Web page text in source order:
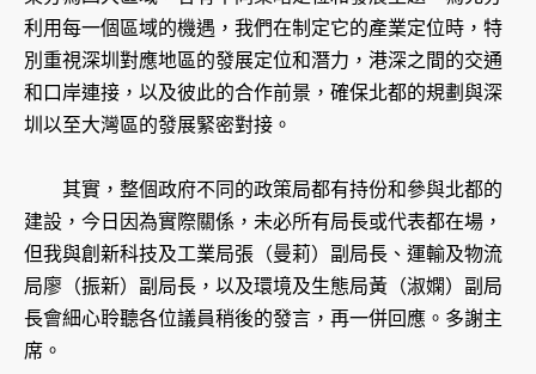
利用每一個區域的機遇，我們在制定它的產業定位時，特
別重視深圳對應地區的發展定位和潛力，港深之間的交通
和口岸連接，以及彼此的合作前景，確保北都的規劃與深
圳以至大灣區的發展緊密對接。
其實，整個政府不同的政策局都有持份和參與北都的
建設，今日因為實際關係，未必所有局長或代表都在場，
但我與創新科技及工業局張（曼莉）副局長、運輸及物流
局廖（振新）副局長，以及環境及生態局黃（淑嫻）副局
長會細心聆聽各位議員稍後的發言，再一併回應。多謝主
席。